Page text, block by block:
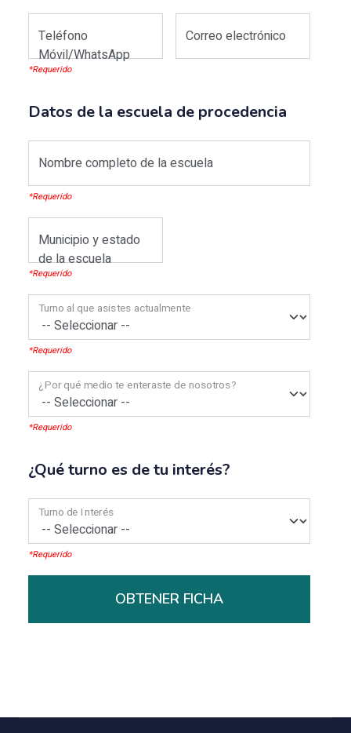
Teléfono
Móvil/WhatsApp
*Requerido
Correo electrónico
Datos de la escuela de procedencia
Nombre completo de la escuela
*Requerido
Municipio y estado
de la escuela
*Requerido
Turno al que asistes actualmente
*Requerido
¿Por qué medio te enteraste de nosotros?
*Requerido
¿Qué turno es de tu interés?
Turno de Interés
*Requerido
OBTENER FICHA